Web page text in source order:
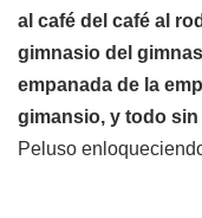
al café del café al
gimnasio del
empanada de la
gimansio, y todo
Peluso